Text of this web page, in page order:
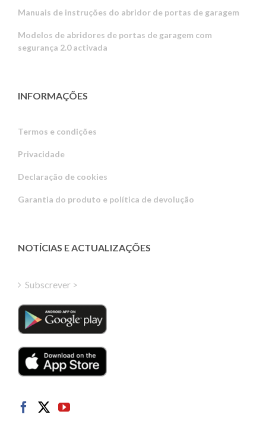
Manuais de instruções do abridor de portas de garagem
Modelos de abridores de portas de garagem com
segurança 2.0 activada
INFORMAÇÕES
Termos e condições
Privacidade
Declaração de cookies
Garantia do produto e política de devolução
NOTÍCIAS E ACTUALIZAÇÕES
Subscrever >
Latvian